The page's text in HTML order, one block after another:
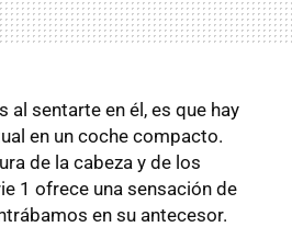
al sentarte en él, es que hay
en un coche compacto.
de la cabeza y de los
1 ofrece una sensación de
en su antecesor.